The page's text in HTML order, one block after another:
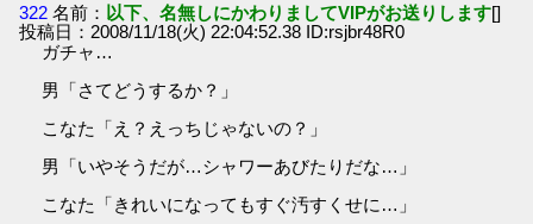
322 名前： 以下、名無しにかわりましてVIPがお送りします[]
投稿日：2008/11/18(火) 22:04:52.38 ID:rsjbr48R0
ガチャ…
男「さてどうするか？」
こなた「え？えっちじゃないの？」
男「いやそうだが…シャワーあびたりだな…」
こなた「きれいになってもすぐ汚すくせに…」